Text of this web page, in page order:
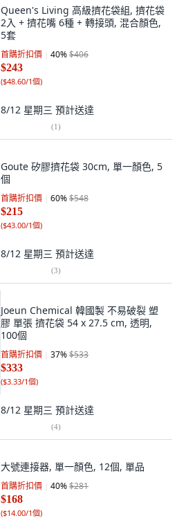
Queen's Living 高級擠花袋組, 擠花袋
2入 + 擠花嘴 6種 + 轉接頭, 混合顏色,
5套
首購折扣價 40%$406
$243
($48.60/1個)
8/12 星期三 預計送達
(1)
Goute 矽膠擠花袋 30cm, 單一顏色, 5
個
首購折扣價 60%$548
$215
($43.00/1個)
8/12 星期三 預計送達
(3)
Joeun Chemical 韓國製 不易破裂 塑
膠 單張 擠花袋 54 x 27.5 cm, 透明,
100個
首購折扣價 37%$533
$333
($3.33/1個)
8/12 星期三 預計送達
(4)
大號連接器, 單一顏色, 12個, 單品
首購折扣價 40%$281
$168
($14.00/1個)